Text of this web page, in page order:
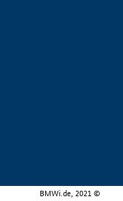
BMWi.de, 2021 ©